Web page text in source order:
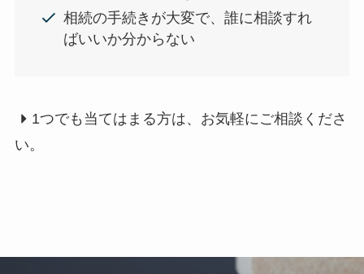
相続の手続きが大変で、誰に相談すれ
ばいいか分からない
1つでも当てはまる方は、お気軽にご相談くださ
い。